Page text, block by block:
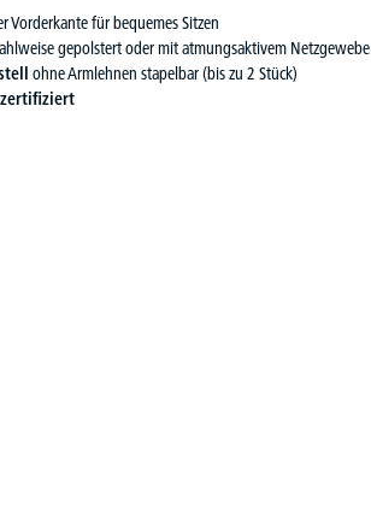
Vorderkante für bequemes Sitzen
gepolstert oder mit atmungsaktivem Netzgewebe
ohne Armlehnen stapelbar (bis zu 2 Stück)
zertifiziert